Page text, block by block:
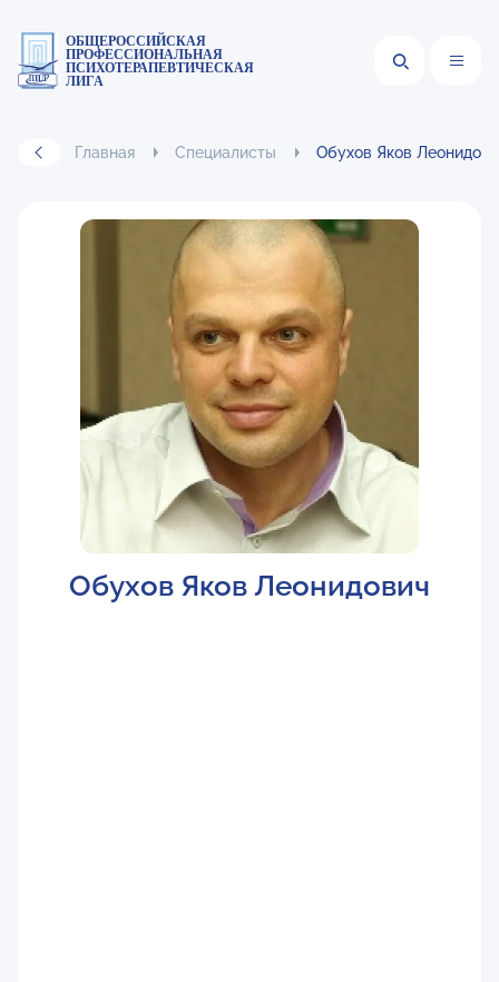
ОБЩЕРОССИЙСКАЯ
ПРОФЕССИОНАЛЬНАЯ
ПСИХОТЕРАПЕВТИЧЕСКАЯ
ЛИГА
Главная Специалисты Обухов Яков
Обухов Яков Леонидович